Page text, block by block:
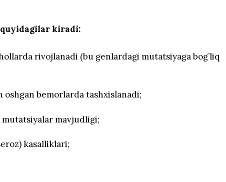
quyidagilar kiradi:
rivojlanadi (bu genlardagi mutatsiyaga bog’liq
oshgan bemorlarda tashxislanadi;
mutatsiyalar mavjudligi;
kasalliklari;